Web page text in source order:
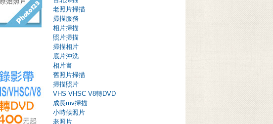
老照片掃描
掃描服務
相片掃描
照片掃描
掃描相片
底片沖洗
相片書
舊照片掃描
掃描照片
VHS VHSC V8轉DVD
成長mv掃描
小時候照片
老照片